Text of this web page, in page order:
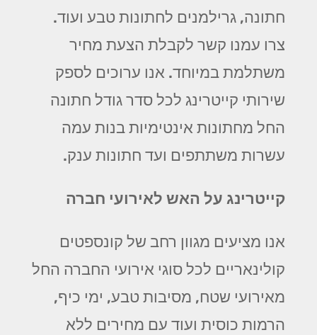
חתונה, גרילמנים לחתונות טבע ועוד.
צרו עמנו קשר לקבלת הצעת מחיר
משתלמת במיוחד. אנו ערוכים לספק
שירותי קייטרינג לכל סדר גודל חתונה
החל מחתונות אינטימיות בנות עמה
עשרות משתתפים ועד חתונות ענק.
קייטרינג על האש לאירועי חברה
אנו מציעים מגוון רחב של קונספטים
קולינאריים לכל סוגי אירועי החברה החל
מאירועי שטח, מסיבות טבע, ימי כיף,
הרמות כוסית ועוד עם מחירים ללא